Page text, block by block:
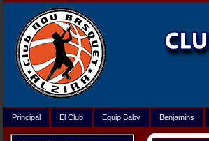
Principal El Club Equip Baby Benjamins